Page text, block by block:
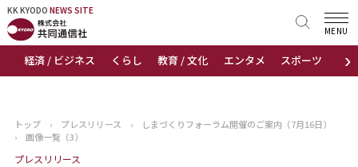
KK KYODO NEWS SITE
›
経済 / ビジネス くらし 教育 / 文化 エンタメ スポーツ 地域
MENU
KK KYODONEWS SITE
トップページ
ニュース
トップ › プレスリリース ›
しまづくりフォーラム開催のご案内（7月16日）
›
画像一覧（3）
プレスリリース